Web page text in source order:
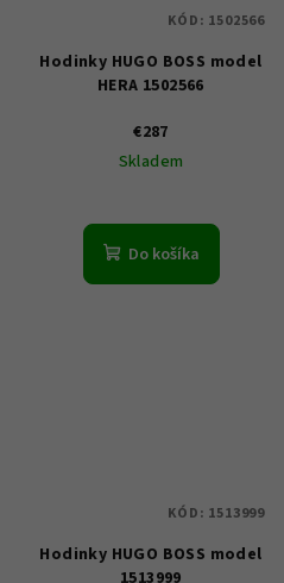
Hodinky HUGO BOSS model
HERA 1502566
€287
Skladem
Do košíka
KÓD: 1502566
Hodinky HUGO BOSS model
1513999
KÓD: 1513999